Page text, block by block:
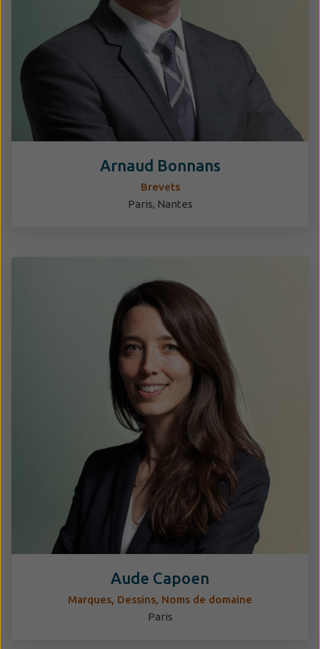
Arnaud Bonnans
Brevets
Paris, Nantes
Aude Capoen
Marques, Dessins, Noms de domaine
Paris